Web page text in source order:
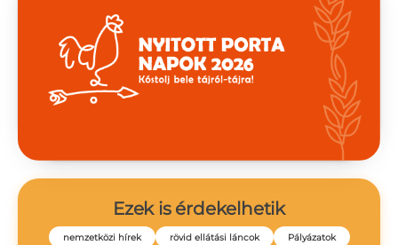
Ezek is érdekelhetik
nemzetközi hírek rövid ellátási láncok
Pályázatok